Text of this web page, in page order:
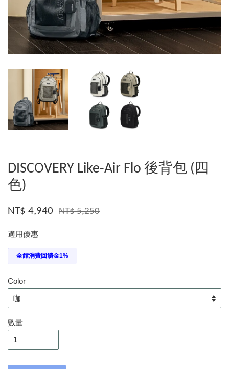
DISCOVERY Like-Air Flo 後背包 (四
色)
NT$ 4,940 NT$ 5,250
適用優惠
全館消費回饋金1%
Color
數量